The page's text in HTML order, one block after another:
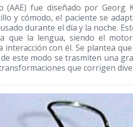
(AAE) fue diseñado por Georg
y cómodo, el paciente se
durante el día y la noche.
que la lengua, siendo el
con él. Se plantea
este modo se trasmiten una
que corrigen